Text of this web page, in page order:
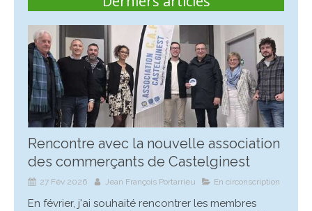
Rencontre avec la nouvelle association
des commerçants de Castelginest
27 Fév 2026 Jean François Portarrieu En circonscription
En février, j'ai souhaité rencontrer les membres